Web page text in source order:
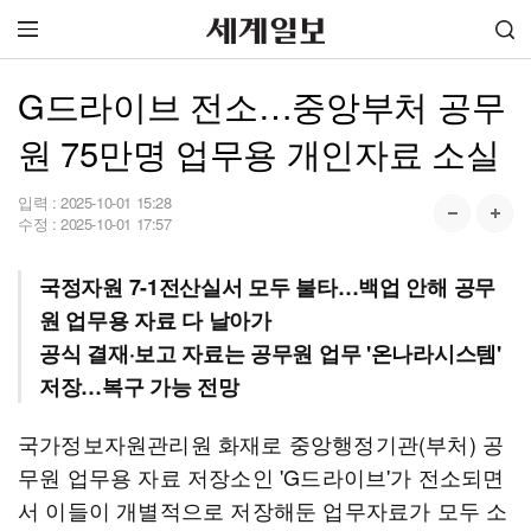
G드라이브 전소…중앙부처 공무
원 75만명 업무용 개인자료 소실
입력 : 2025-10-01 15:28
수정 : 2025-10-01 17:57
국정자원 7-1전산실서 모두 불타…백업 안해 공무
원 업무용 자료 다 날아가
공식 결재·보고 자료는 공무원 업무 '온나라시스템'
저장…복구 가능 전망
국가정보자원관리원 화재로 중앙행정기관(부처) 공
무원 업무용 자료 저장소인 'G드라이브'가 전소되면
서 이들이 개별적으로 저장해둔 업무자료가 모두 소